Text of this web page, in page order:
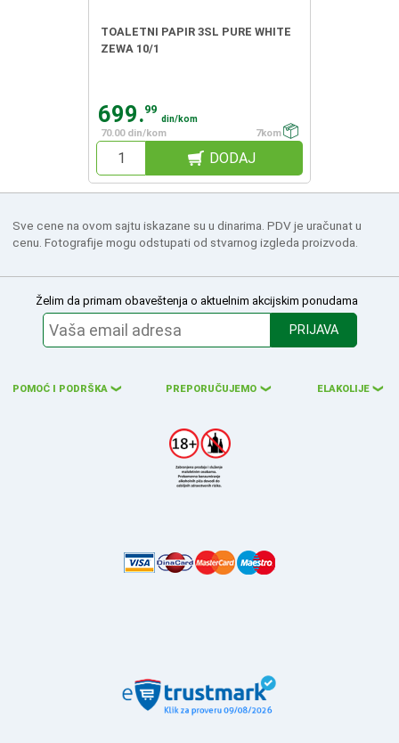
TOALETNI PAPIR 3SL PURE WHITE
ZEWA 10/1
699.99
din/kom
70.00 din/kom
7kom
DODAJ
Sve cene na ovom sajtu iskazane su u dinarima. PDV je uračunat u
cenu. Fotografije mogu odstupati od stvarnog izgleda proizvoda.
Želim da primam obaveštenja o aktuelnim akcijskim ponudama
PRIJAVA
POMOĆ I PODRŠKA ❮ PREPORUČUJEMO ❮ ELAKOLIJE ❮